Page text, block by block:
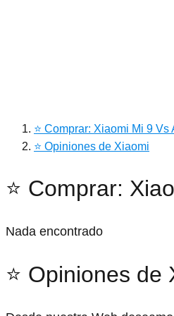
⭐ Comprar: Xiaomi Mi 9 Vs
⭐ Opiniones de Xiaomi
⭐ Comprar:
Nada encontrado
⭐ Opiniones de